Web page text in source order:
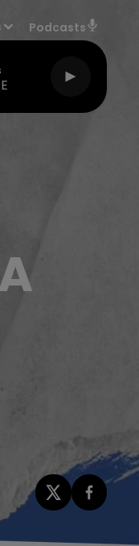
Podcasts